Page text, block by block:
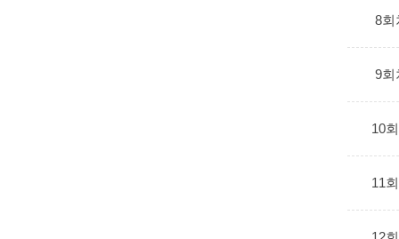
8회
9회
10
11